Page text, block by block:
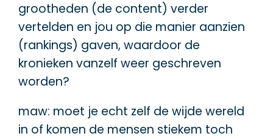
grootheden (de content) verder
vertelden en jou op die manier aanzien
(rankings) gaven, waardoor de
kronieken vanzelf weer geschreven
worden?
maw: moet je echt zelf de wijde wereld
in of komen de mensen stiekem toch